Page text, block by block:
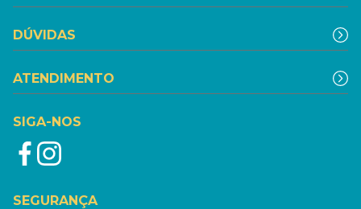
DÚVIDAS
ATENDIMENTO
SIGA-NOS
SEGURANÇA